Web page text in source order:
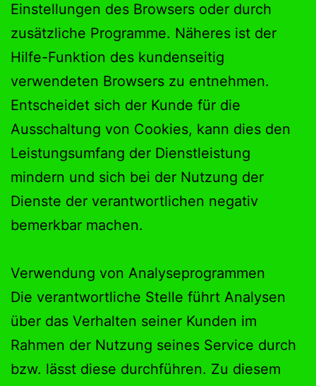
Einstellungen des Browsers oder durch
zusätzliche Programme. Näheres ist der
Hilfe-Funktion des kundenseitig
verwendeten Browsers zu entnehmen.
Entscheidet sich der Kunde für die
Ausschaltung von Cookies, kann dies den
Leistungsumfang der Dienstleistung
mindern und sich bei der Nutzung der
Dienste der verantwortlichen negativ
bemerkbar machen.
Verwendung von Analyseprogrammen
Die verantwortliche Stelle führt Analysen
über das Verhalten seiner Kunden im
Rahmen der Nutzung seines Service durch
bzw. lässt diese durchführen. Zu diesem